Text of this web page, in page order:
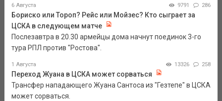
6 Августа 9791 286
Бориско или Тороп? Рейс или Мойзес? Кто сыграет за
ЦСКА в следующем матче
Послезавтра в 20.30 армейцы дома начнут поединок 3-го
тура РПЛ против "Ростова".
1 Августа 13326 258
Переход Жуана в ЦСКА может сорваться
Трансфер нападающего Жуана Сантоса из "Гезтепе" в ЦСКА
может сорваться.